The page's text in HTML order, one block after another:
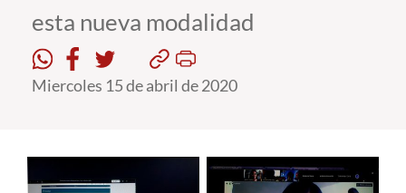
Postgrado
Formación Continua
Académicos
esta nueva modalidad
Miercoles 15 de abril de 2020